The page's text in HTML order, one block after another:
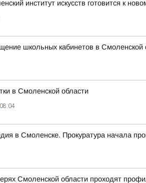
институт искусств готовится к
школьных кабинетов в Смоленской
в Смоленской области
08:04
в Смоленске. Прокуратура начала
Смоленской области проходят